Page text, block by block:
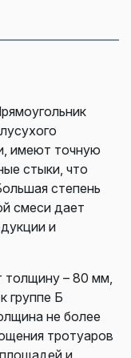
имеют точную
стыки, что
степень
смеси дает
и
толщину – 80 мм,
группе Б
не более
тротуаров
и